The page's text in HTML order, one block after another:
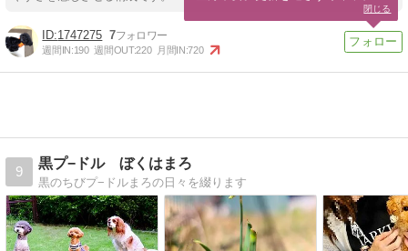
1747275 7
週間IN:190 週間OUT:220 月間IN:720
9
黒プ−ドル ぼくはまろ
黒のちびプ−ドルまろの日々を綴ります
閉じる